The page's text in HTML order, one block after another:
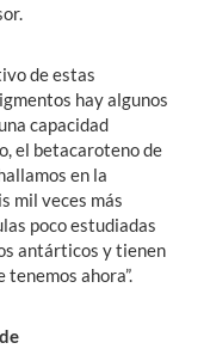
de estas
hay algunos
capacidad
el betacaroteno de
en la
mil veces más
poco estudiadas
antárticos y tienen
ahora”.